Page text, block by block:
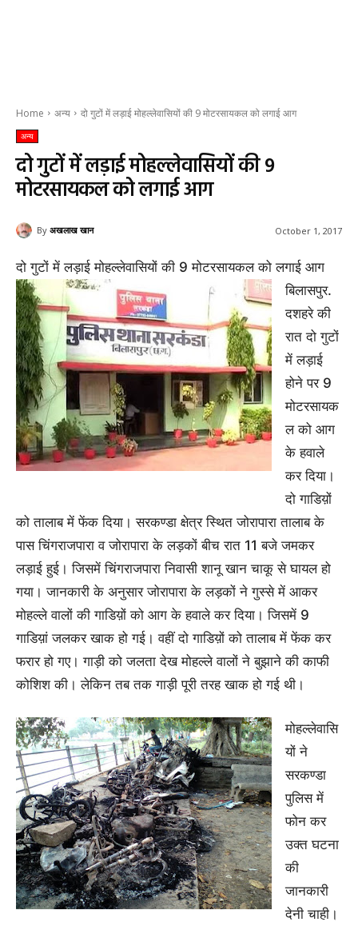
Home अन्य दो गुटों में लड़ाई मोहल्लेवासियों की 9 मोटरसायकल को लगाई आग
अन्य
दो गुटों में लड़ाई मोहल्लेवासियों की 9
मोटरसायकल को लगाई आग
By अखलाख खान October 1, 2017
दो गुटों में लड़ाई मोहल्लेवासियों की 9 मोटरसायकल को लगाई आग
बिलासपुर.
दशहरे की
रात दो गुटों
में लड़ाई
होने पर 9
मोटरसायक
ल को आग
के हवाले
कर दिया।
दो गाडिय़ों
को तालाब में फेंक दिया। सरकण्डा क्षेत्र स्थित जोरापारा तालाब के
पास चिंगराजपारा व जोरापारा के लड़कों बीच रात 11 बजे जमकर
लड़ाई हुई। जिसमें चिंगराजपारा निवासी शानू खान चाकू से घायल हो
गया। जानकारी के अनुसार जोरापारा के लड़कों ने गुस्से में आकर
मोहल्ले वालों की गाडिय़ों को आग के हवाले कर दिया। जिसमें 9
गाडिय़ां जलकर खाक हो गई। वहीं दो गाडिय़ों को तालाब में फेंक कर
फरार हो गए। गाड़ी को जलता देख मोहल्ले वालों ने बुझाने की काफी
कोशिश की। लेकिन तब तक गाड़ी पूरी तरह खाक हो गई थी।
मोहल्लेवासि
यों ने
सरकण्डा
पुलिस में
फोन कर
उक्त घटना
की
जानकारी
देनी चाही।